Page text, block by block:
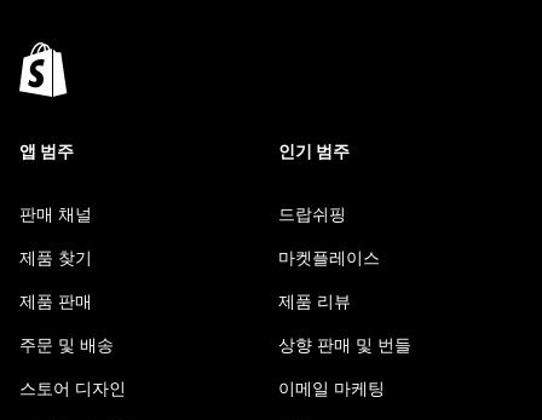
앱 범주
판매 채널
제품 찾기
제품 판매
주문 및 배송
스토어 디자인
인기 범주
드랍쉬핑
마켓플레이스
제품 리뷰
상향 판매 및 번들
이메일 마케팅